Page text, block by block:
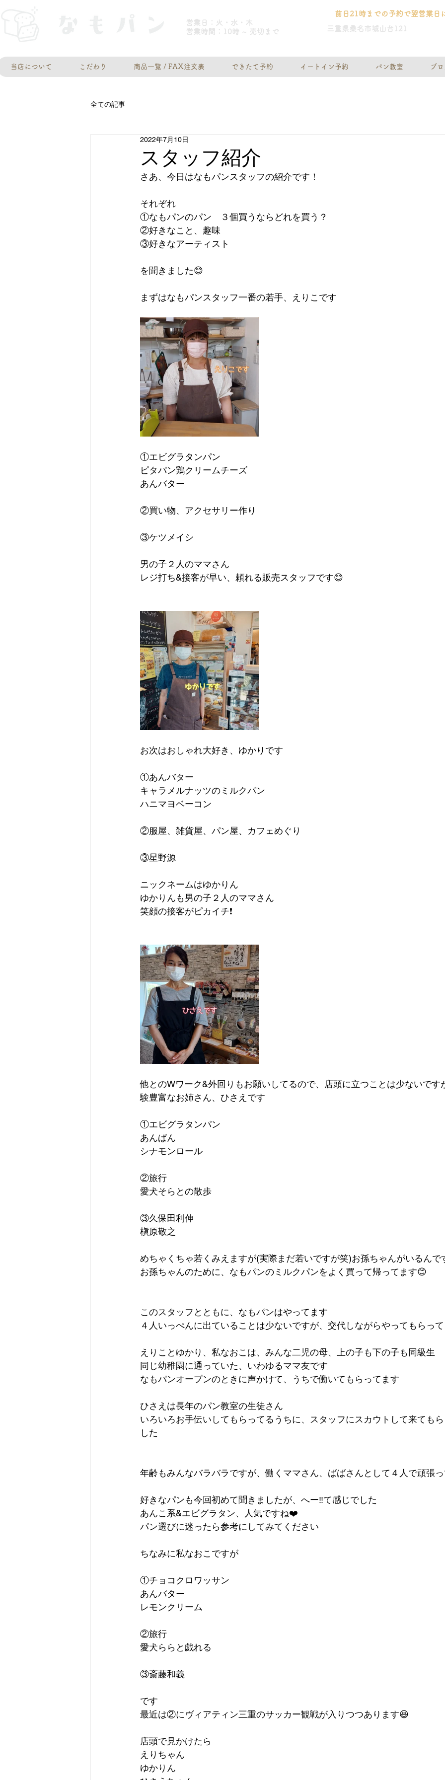
営業日：火・水・木
​営業時間：10時 ~ 売切まで
前日21時までの予約で翌営業日
三重県桑名市城山台121
当店について こだわり 商品一覧 / FAX注文表 できたて予約 イートイン予約 パン教室 ブ
全ての記事
スタッフ紹介
2022年7月10日
さあ、今日はなもパンスタッフの紹介です！
それぞれ
①なもパンのパン　３個買うならどれを買う？
②好きなこと、趣味
③好きなアーティスト
を聞きました😊
まずはなもパンスタッフ一番の若手、えりこです
①エビグラタンパン
ピタパン鶏クリームチーズ
あんバター
②買い物、アクセサリー作り
③ケツメイシ
男の子２人のママさん
レジ打ち&接客が早い、頼れる販売スタッフです😊
お次はおしゃれ大好き、ゆかりです
①あんバター
キャラメルナッツのミルクパン
ハニマヨベーコン
②服屋、雑貨屋、パン屋、カフェめぐり
③星野源
ニックネームはゆかりん
ゆかりんも男の子２人のママさん
笑顔の接客がピカイチ❗
他とのWワーク&外回りもお願いしてるので、店頭に立つことは少ないです
験豊富なお姉さん、ひさえです
①エビグラタンパン
あんぱん
シナモンロール
②旅行
愛犬そらとの散歩
③久保田利伸
槇原敬之
めちゃくちゃ若くみえますが(実際まだ若いですが笑)お孫ちゃんがいるんで
お孫ちゃんのために、なもパンのミルクパンをよく買って帰ってます😊
このスタッフとともに、なもパンはやってます
４人いっぺんに出ていることは少ないですが、交代しながらやってもらっ
えりことゆかり、私なおこは、みんな二児の母、上の子も下の子も同級生
同じ幼稚園に通っていた、いわゆるママ友です
なもパンオープンのときに声かけて、うちで働いてもらってます
ひさえは長年のパン教室の生徒さん
いろいろお手伝いしてもらってるうちに、スタッフにスカウトして来ても
した
年齢もみんなバラバラですが、働くママさん、ばばさんとして４人で頑張
好きなパンも今回初めて聞きましたが、へー‼️て感じでした
あんこ系&エビグラタン、人気ですね❤️
パン選びに迷ったら参考にしてみてください
ちなみに私なおこですが
①チョコクロワッサン
あんバター
レモンクリーム
②旅行
愛犬ららと戯れる
③斎藤和義
です
最近は②にヴィアティン三重のサッカー観戦が入りつつあります😆
店頭で見かけたら
えりちゃん
ゆかりん